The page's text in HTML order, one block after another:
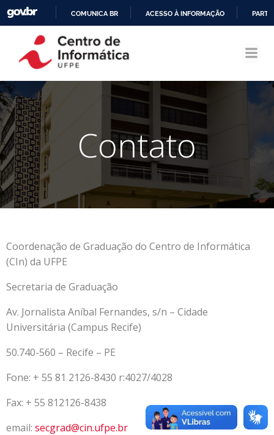
CONTEÚDO
COMUNICA BR ACESSO À INFORMAÇÃO
Contato
Coordenação de Graduação do Centro de Informática
(CIn) da UFPE
Secretaria de Graduação
Av. Jornalista Aníbal Fernandes, s/n – Cidade
Universitária (Campus Recife)
50.740-560 – Recife – PE
Fone: + 55 81 2126-8430 r:4027/4028
Fax: + 55 812126-8438
email: secgrad@cin.ufpe.br